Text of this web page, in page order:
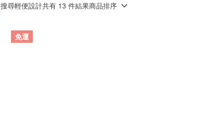
搜尋輕便設計共有 13 件結果商品排序
免運